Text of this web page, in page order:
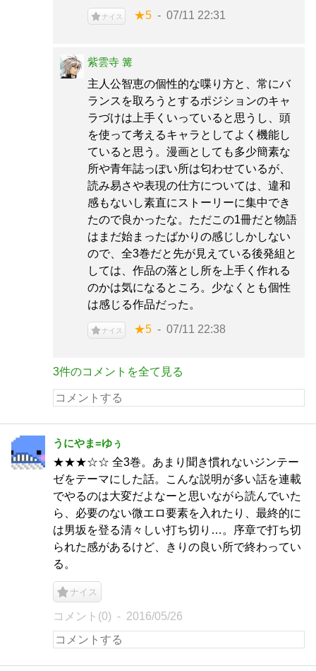
ナイス ★5 07/11 22:31
紫雲寺 篝
主人公智恵の個性的な喋り方と、常にバ
ランスを取ろうとするポジションのキャ
ラづけは上手くいっていると思うし、頭
を使って考えるキャラとしてよく機能し
ていると思う。漫画としても多少簡素な
所や青年誌っぽい所は匂わせているが、
読み易さや表現の仕方については、違和
感もないし素直にストーリーに集中でき
たので良かったな。ただこの1冊だと物語
はまだ始まったばかりの感じしかしない
ので、全3巻だと先が見えている後発組と
しては、作品の落とし所を上手く作れる
のかは気になるところ。少なくとも個性
は感じる作品だった。
ナイス ★5 07/11 22:38
3件のコメントを全て見る
うにやま=ゆぅ
★★★☆☆ 全3巻。あまり聞き慣れないジンテー
ゼをテーマにした話。こんな説明が多い話を連載
でやるのは大変だよなーと思いながら読んでいた
ら、必要のない微エロ要素を入れたり、最終的に
は男坂を登る清々しい打ち切り…。序章で打ち切
られた感があるけど、きりの良い所で終わってい
る。
ナイス
コメント(0) 2016/05/26